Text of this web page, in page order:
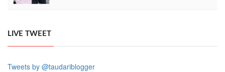
LIVE TWEET
Tweets by @taudariblogger